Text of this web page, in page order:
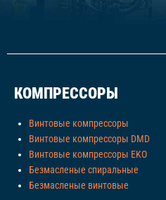
КОМПРЕССОРЫ
Винтовые компрессоры
Винтовые компрессоры DMD
Винтовые компрессоры EKO
Безмасленые спиральные
Безмасленые винтовые